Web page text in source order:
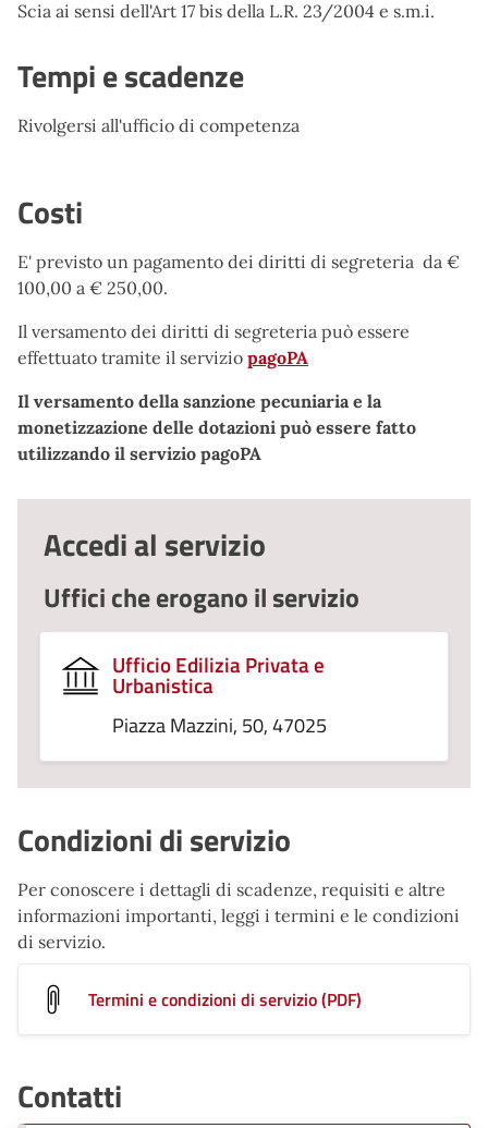
Scia ai sensi dell'Art 17 bis della L.R. 23/2004 e s.m.i.
Tempi e scadenze
Rivolgersi all'ufficio di competenza
Costi
E' previsto un pagamento dei diritti di segreteria da €
100,00 a € 250,00.
Il versamento dei diritti di segreteria può essere
effettuato tramite il servizio pagoPA
Il versamento della sanzione pecuniaria e la
monetizzazione delle dotazioni può essere fatto
utilizzando il servizio pagoPA
Accedi al servizio
Uffici che erogano il servizio
Ufficio Edilizia Privata e
Urbanistica
Piazza Mazzini, 50, 47025
Condizioni di servizio
Per conoscere i dettagli di scadenze, requisiti e altre
informazioni importanti, leggi i termini e le condizioni
di servizio.
Termini e condizioni di servizio (PDF)
Contatti